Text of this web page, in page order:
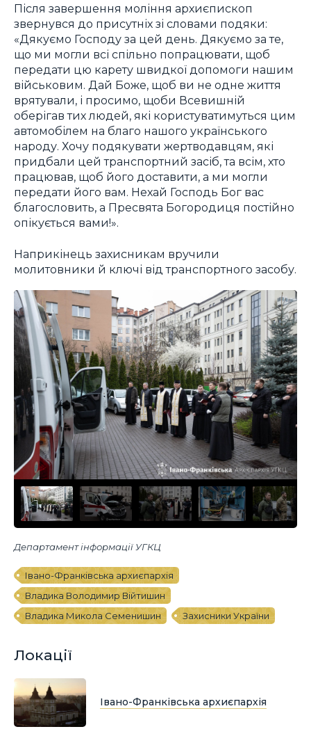
Після завершення моління архиєпископ
звернувся до присутніх зі словами подяки:
«Дякуємо Господу за цей день. Дякуємо за те,
що ми могли всі спільно попрацювати, щоб
передати цю карету швидкої допомоги нашим
військовим. Дай Боже, щоб ви не одне життя
врятували, і просимо, щоби Всевишній
оберігав тих людей, які користуватимуться цим
автомобілем на благо нашого українського
народу. Хочу подякувати жертводавцям, які
придбали цей транспортний засіб, та всім, хто
працював, щоб його доставити, а ми могли
передати його вам. Нехай Господь Бог вас
благословить, а Пресвята Богородиця постійно
опікується вами!».
Наприкінець захисникам вручили
молитовники й ключі від транспортного засобу.
Департамент інформації УГКЦ
Івано-Франківська архиєпархія
Владика Володимир Війтишин
Владика Микола Семенишин
Захисники України
Локації
Івано-Франківська архиєпархія